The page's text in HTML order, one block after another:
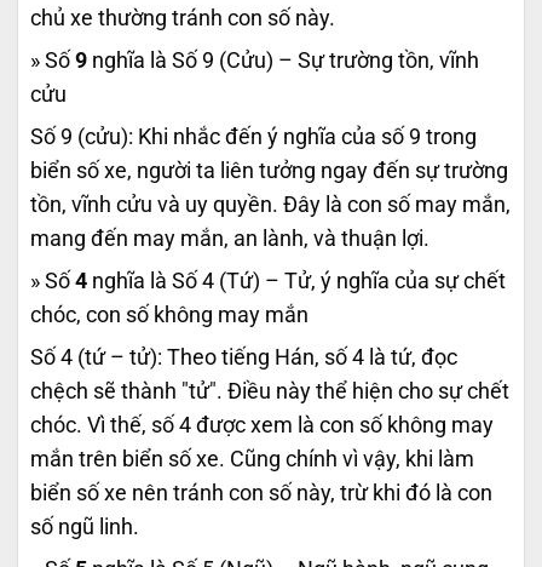
chủ xe thường tránh con số này.
» Số 9 nghĩa là Số 9 (Cửu) – Sự trường tồn, vĩnh
cửu
Số 9 (cửu): Khi nhắc đến ý nghĩa của số 9 trong
biển số xe, người ta liên tưởng ngay đến sự trường
tồn, vĩnh cửu và uy quyền. Đây là con số may mắn,
mang đến may mắn, an lành, và thuận lợi.
» Số 4 nghĩa là Số 4 (Tứ) – Tử, ý nghĩa của sự chết
chóc, con số không may mắn
Số 4 (tứ – tử): Theo tiếng Hán, số 4 là tứ, đọc
chệch sẽ thành "tử". Điều này thể hiện cho sự chết
chóc. Vì thế, số 4 được xem là con số không may
mắn trên biển số xe. Cũng chính vì vậy, khi làm
biển số xe nên tránh con số này, trừ khi đó là con
số ngũ linh.